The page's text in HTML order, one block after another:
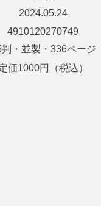
2024.05.24
4910120270749
・並製・336ページ
価1000円（税込）